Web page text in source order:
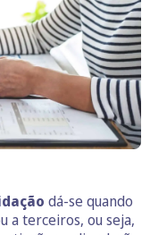
dá-se quando
a terceiros, ou seja,